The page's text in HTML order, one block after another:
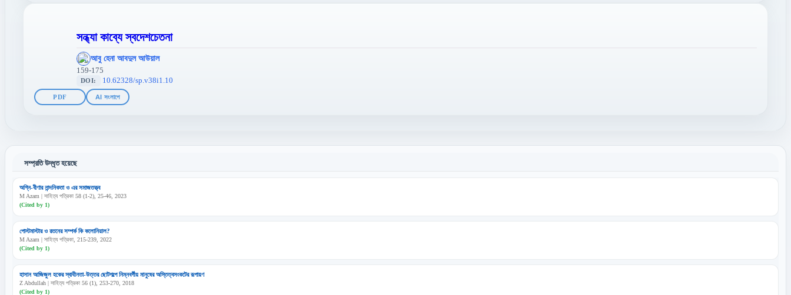
সন্ধ্যা কাব্যে স্বদেশচেতনা
';
};">
আবু হেনা আবদুল আউয়াল
159-175
DOI: 10.62328/sp.v38i1.10
PDF AI সংলাপে
সম্প্রতি উদ্ধৃত হয়েছে
অগ্নি-বীণার নান্দনিকতা ও এর সমাজতত্ত্ব
M Azam | সাহিত্য পত্রিকা 58 (1-2), 25-46, 2023
(Cited by 1)
পোস্টমাস্টার ও রতনের সম্পর্ক কি কলোনিয়াল?
M Azam | সাহিত্য পত্রিকা, 215-239, 2022
(Cited by 1)
হাসান আজিজুল হকের স্বাধীনতা-উত্তর ছোটগল্পে নিম্নবর্গীয় মানুষের অস্তিত্বসংকটের রূপায়ণ
Z Abdullah | সাহিত্য পত্রিকা 56 (1), 253-270, 2018
(Cited by 1)